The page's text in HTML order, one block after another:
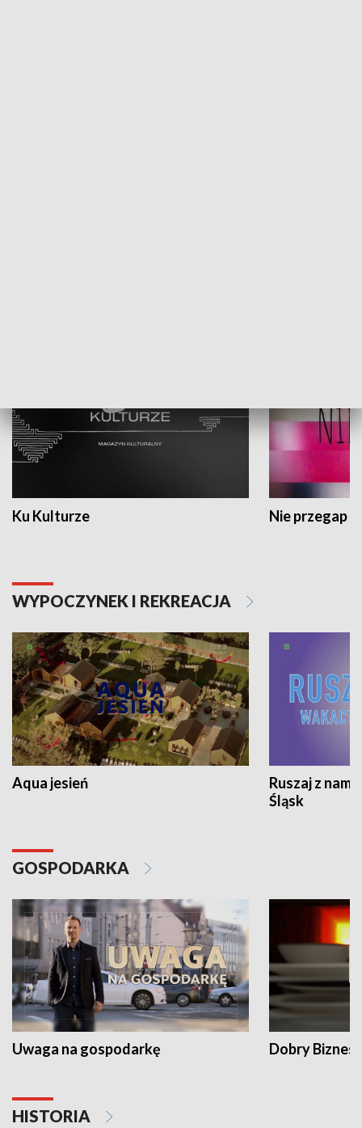
Ku Kulturze Nie przegap
WYPOCZYNEK I REKREACJA
Aqua jesień
Ruszaj z
Śląsk
GOSPODARKA
Uwaga na gospodarkę Dobry Biznes
HISTORIA